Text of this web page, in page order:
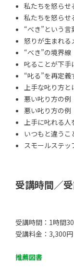
私たちを怒らせ
私たちを怒らせ
“べき”という言
怒りが生まれる
“べき”の境界線
叱ることが下手
“叱る”を再定義
上手な叱り方と
悪い叱り方の例
悪い叱り方の例
上手に叱れる人
いつもと違うこ
スモールステッ
受講時間／
受講時間：1時間
受講料金：3,300円
推薦図書